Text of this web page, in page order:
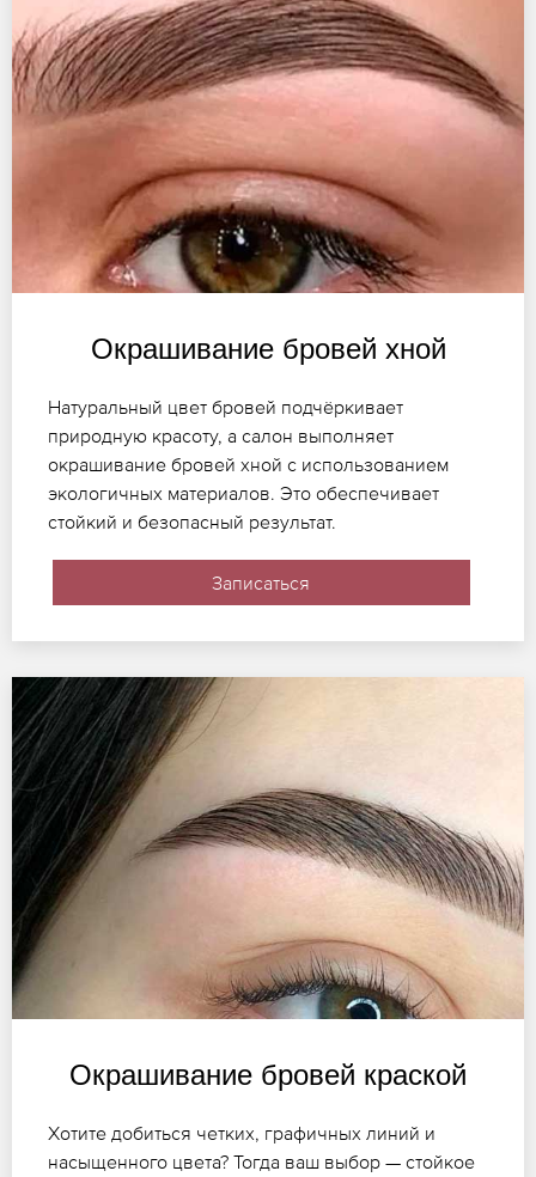
Окрашивание бровей хной
Натуральный цвет бровей подчёркивает
природную красоту, а салон выполняет
окрашивание бровей хной с использованием
экологичных материалов. Это обеспечивает
стойкий и безопасный результат.
Записаться
Окрашивание бровей краской
Хотите добиться четких, графичных линий и
насыщенного цвета? Тогда ваш выбор — стойкое